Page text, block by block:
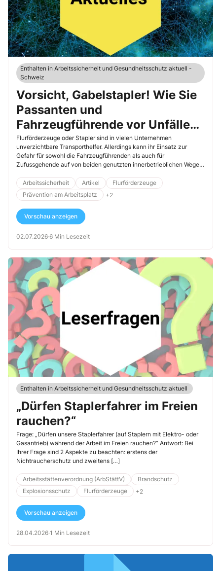
Enthalten in Arbeitssicherheit und Gesundheitsschutz aktuell -
Schweiz
Vorsicht, Gabelstapler! Wie Sie
Passanten und
Fahrzeugführende vor Unfällen
schützen
Flurförderzeuge oder Stapler sind in vielen Unternehmen
unverzichtbare Transporthelfer. Allerdings kann ihr Einsatz zur
Gefahr für sowohl die Fahrzeugführenden als auch für
Zufussgehende auf von beiden genutzten innerbetrieblichen Wegen
Passanten zu Schaden. Die vorschriftsmässige Ausbildung der
Fahrzeugführenden und eine umfassende Instruktion aller
Mitarbeitenden helfen, dieses Risiko zu minimieren.
Arbeitssicherheit Artikel
Flurförderzeuge
Prävention am Arbeitsplatz
+2
Vorschau anzeigen
02.07.2026·6 Min Lesezeit
Enthalten in Arbeitssicherheit und Gesundheitsschutz aktuell
„Dürfen Staplerfahrer im Freien
rauchen?“
Frage: „Dürfen unsere Staplerfahrer (auf Staplern mit Elektro- oder
Gasantrieb) während der Arbeit im Freien rauchen?“ Antwort: Bei
Ihrer Frage sind 2 Aspekte zu beachten: erstens der
Nichtraucherschutz und zweitens […]
Arbeitsstättenverordnung (ArbStättV)
Brandschutz
Explosionsschutz
Flurförderzeuge +2
Vorschau anzeigen
28.04.2026·1 Min Lesezeit